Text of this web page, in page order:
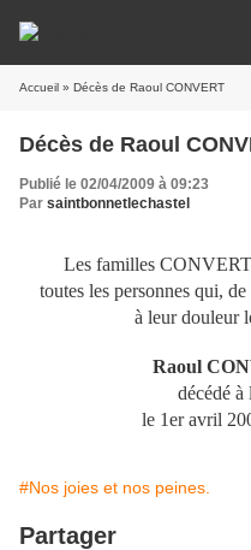
Accueil » Décès de Raoul CONVERT
Décès de Raoul
Publié le 02/04/2009 à 09:23
Par saintbonnetlechastel
Les familles
toutes les personnes qui,
à leur douleur
Raoul
décédé à
le 1er avril
#Nos joies et nos peines.
Partager